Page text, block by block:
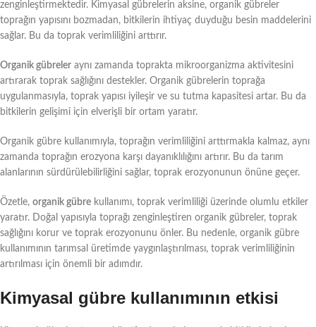
zenginleştirmektedir. Kimyasal gübrelerin aksine, organik gübreler
toprağın yapısını bozmadan, bitkilerin ihtiyaç duyduğu besin maddelerini
sağlar. Bu da toprak verimliliğini arttırır.
Organik gübreler aynı zamanda toprakta mikroorganizma aktivitesini
artırarak toprak sağlığını destekler. Organik gübrelerin toprağa
uygulanmasıyla, toprak yapısı iyileşir ve su tutma kapasitesi artar. Bu da
bitkilerin gelişimi için elverişli bir ortam yaratır.
Organik gübre kullanımıyla, toprağın verimliliğini arttırmakla kalmaz, aynı
zamanda toprağın erozyona karşı dayanıklılığını artırır. Bu da tarım
alanlarının sürdürülebilirliğini sağlar, toprak erozyonunun önüne geçer.
Özetle, organik gübre kullanımı, toprak verimliliği üzerinde olumlu etkiler
yaratır. Doğal yapısıyla toprağı zenginleştiren organik gübreler, toprak
sağlığını korur ve toprak erozyonunu önler. Bu nedenle, organik gübre
kullanımının tarımsal üretimde yaygınlaştırılması, toprak verimliliğinin
artırılması için önemli bir adımdır.
Kimyasal gübre kullanımının etkisi